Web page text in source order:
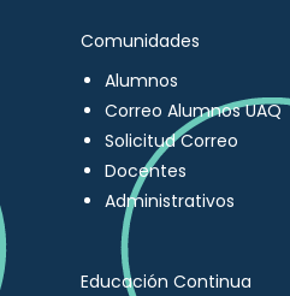
Comunidades
Alumnos
Correo Alumnos UAQ
Solicitud Correo
Docentes
Administrativos
Educación Continua